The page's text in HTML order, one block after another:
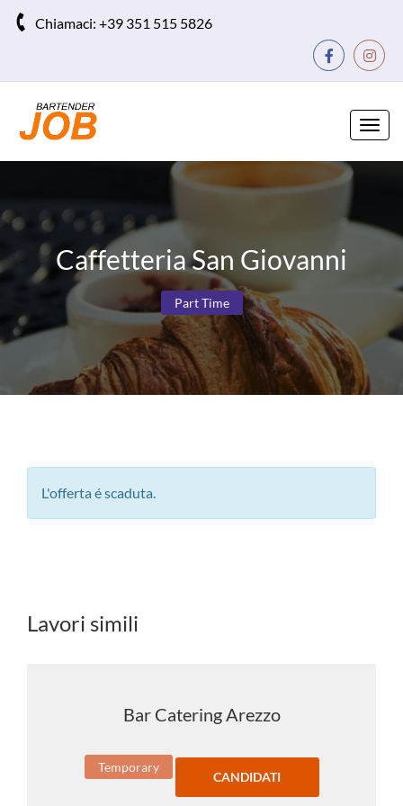
Chiamaci: +39 351 515 5826
Caffetteria San Giovanni
Part Time
L'offerta é scaduta.
Lavori simili
Bar Catering Arezzo
Temporary
CANDIDATI